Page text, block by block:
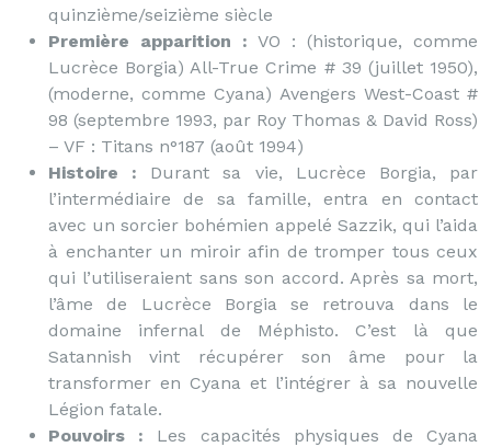
quinzième/seizième siècle
Première apparition : VO : (historique, comme
Lucrèce Borgia) All-True Crime # 39 (juillet 1950),
(moderne, comme Cyana) Avengers West-Coast #
98 (septembre 1993, par Roy Thomas & David Ross)
– VF : Titans n°187 (août 1994)
Histoire : Durant sa vie, Lucrèce Borgia, par
l’intermédiaire de sa famille, entra en contact
avec un sorcier bohémien appelé Sazzik, qui l’aida
à enchanter un miroir afin de tromper tous ceux
qui l’utiliseraient sans son accord. Après sa mort,
l’âme de Lucrèce Borgia se retrouva dans le
domaine infernal de Méphisto. C’est là que
Satannish vint récupérer son âme pour la
transformer en Cyana et l’intégrer à sa nouvelle
Légion fatale.
Pouvoirs : Les capacités physiques de Cyana